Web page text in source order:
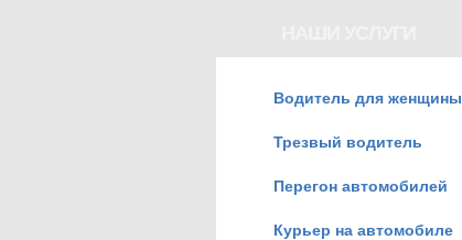
Водитель для женщины
Трезвый водитель
Перегон автомобилей
Курьер на автомобиле